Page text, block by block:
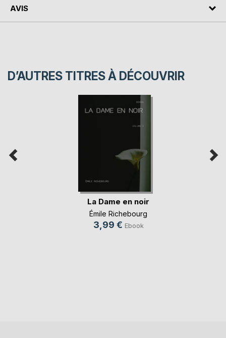
AVIS
D’AUTRES TITRES À DÉCOUVRIR
La Dame en noir
Émile Richebourg
3,99 € Ebook